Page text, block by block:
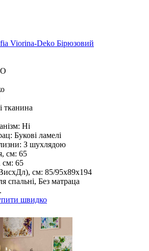
Viorina-Deko Бірюзовий
тканина
Ні
Букові ламелі
З шухлядою
см: 65
см: 65
см: 85/95х89х194
спальні, Без матраца
швидко